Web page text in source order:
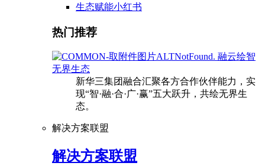
生态赋能小红书
热门推荐
融云绘智
无界生态
新华三集团融合汇聚各方合作伙伴能力，实
现“智·融·合·广·赢”五大跃升，共绘无界生
态。
解决方案联盟
解决方案联盟